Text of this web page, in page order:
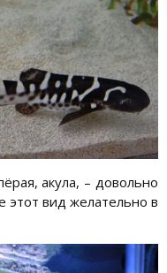
акула, – довольно
этот вид желательно в